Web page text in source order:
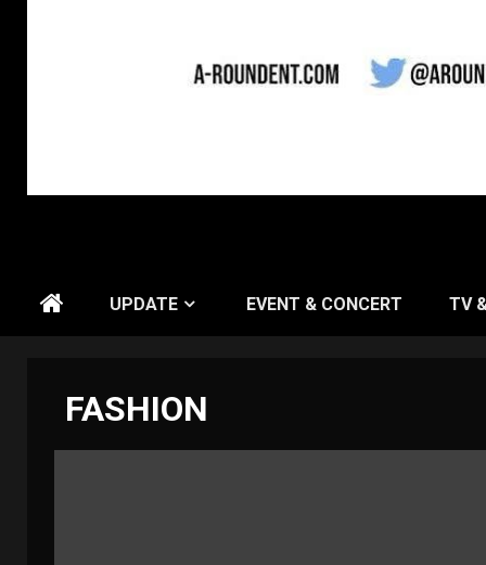
UPDATE EVENT & CONCERT TV
FASHION